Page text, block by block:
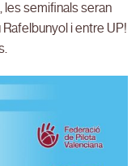
les semifinals seran
i entre UP!